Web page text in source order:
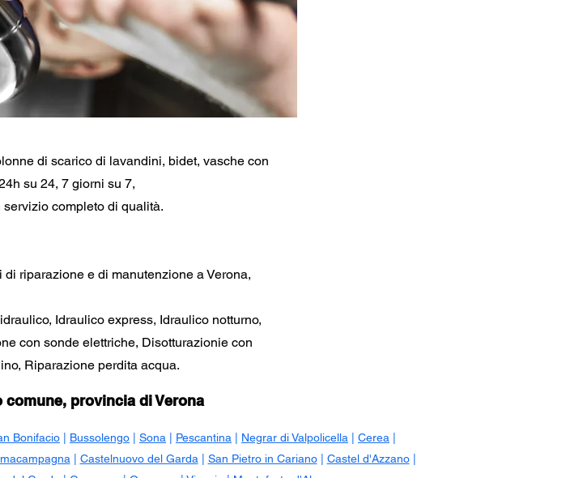
di scarico di lavandini, bidet, vasche con
su 24, 7 giorni su 7,
completo di qualità.
riparazione e di manutenzione a Verona,
Idraulico express, Idraulico notturno,
con sonde elettriche, Disotturazionie con
Riparazione perdita acqua.
provincia di Verona
Bonifacio Bussolengo Sona Pescantina Negrar di Valpolicella Cerea
Castelnuovo del Garda San Pietro in Cariano| Castel d'Azzano|